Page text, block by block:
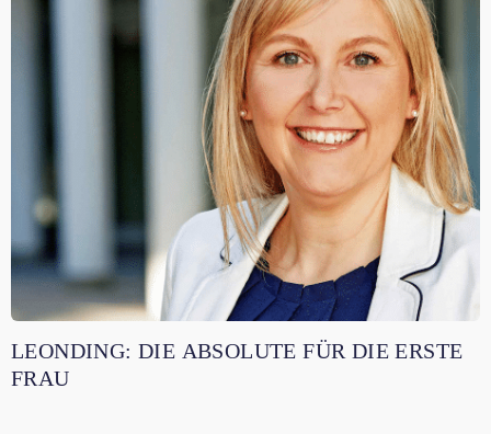
LEONDING: DIE ABSOLUTE FÜR DIE ERSTE
FRAU